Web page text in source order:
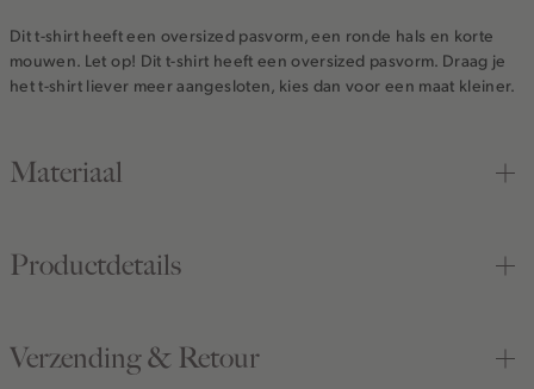
Dit t-shirt heeft een oversized pasvorm, een ronde hals en korte
mouwen. Let op! Dit t-shirt heeft een oversized pasvorm. Draag je
het t-shirt liever meer aangesloten, kies dan voor een maat kleiner.
Materiaal
Productdetails
Verzending & Retour